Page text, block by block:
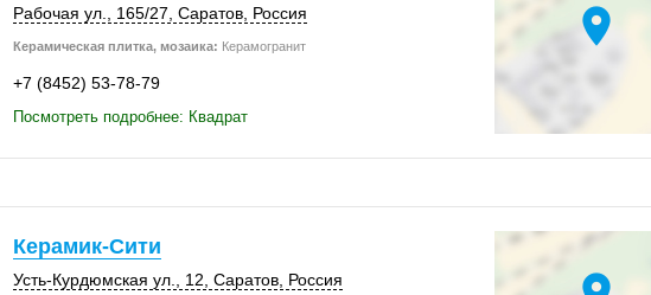
Рабочая ул. 165/27 Саратов, Россия
Керамическая плитка, мозаика: Керамогранит
+7 (8452) 53-78-79
Посмотреть подробнее: Квадрат
location_on
Керамик-Сити
Усть-Курдюмская ул., 12, Саратов, Россия